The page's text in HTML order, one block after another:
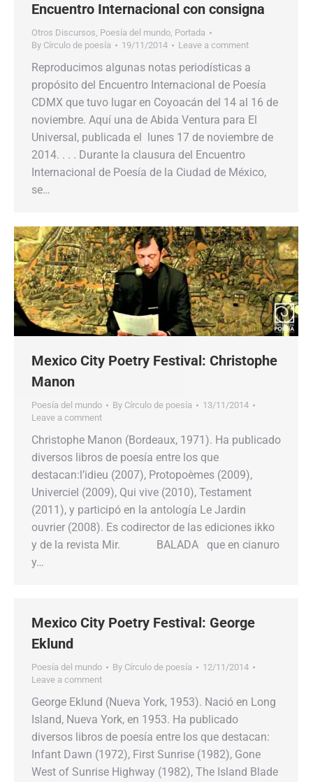
Encuentro Internacional con consigna
Otros Discursos, Poesía del mundo, Portada
By Círculo de poesía 19/11/2014 Leave a comment
Reproducimos algunas notas periodísticas a
propósito del Encuentro Internacional de Poesía
CDMX que tuvo lugar en Coyoacán del 14 al 16 de
noviembre. Aquí una de Abida Ventura para El
Universal, publicada el lunes 17 de noviembre de
2014. . . . Durante la clausura del Encuentro
Internacional de Poesía de la Ciudad de México,
se…
Mexico City Poetry Festival: Christophe
Manon
Poesía del mundo By Círculo de poesía
13/11/2014
Leave a comment
Christophe Manon (Bordeaux, 1971). Ha publicado
diversos libros de poesía entre los que
destacan:l’idieu (2007), Protopoèmes (2009),
Univerciel (2009), Qui vive (2010), Testament
(2011), y participó en la antología Le Jardin
ouvrier (2008). Es codirector de las ediciones ikko
y de la revista Mir. BALADA que en cianuro
y…
Mexico City Poetry Festival: George
Eklund
Poesía del mundo By Círculo de poesía
12/11/2014
Leave a comment
George Eklund (Nueva York, 1953). Nació en Long
Island, Nueva York, en 1953. Ha publicado
diversos libros de poesía entre los que destacan:
Infant Dawn (1972), First Sunrise (1982), Gone
West of Sunrise Highway (1982), The Island Blade